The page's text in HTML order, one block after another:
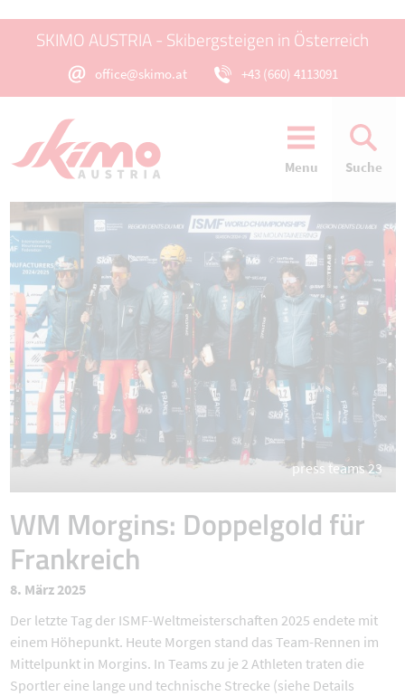
SKIMO AUSTRIA - Skibergsteigen in Österreich
office@skimo.at +43 (660) 4113091
Menu Suche
press teams 23
WM Morgins: Doppelgold für
Frankreich
8. März 2025
Der letzte Tag der ISMF-Weltmeisterschaften 2025 endete mit
einem Höhepunkt. Heute Morgen stand das Team-Rennen im
Mittelpunkt in Morgins. In Teams zu je 2 Athleten traten die
Sportler eine lange und technische Strecke (siehe Details